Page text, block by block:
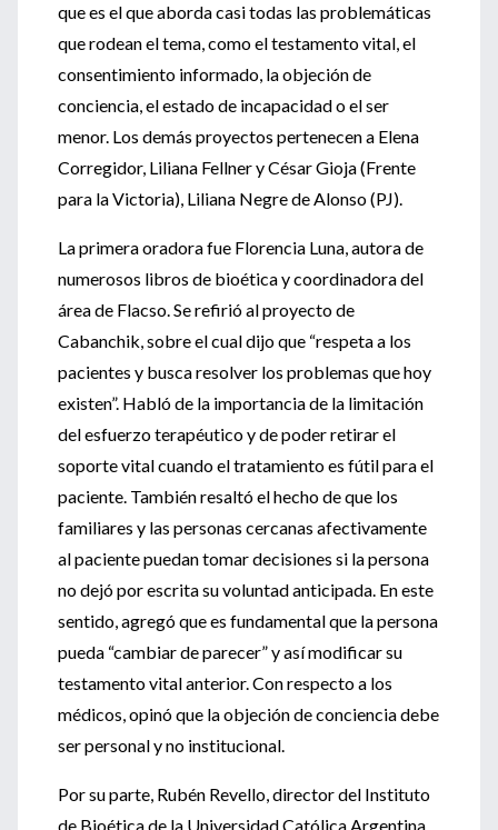
que es el que aborda casi todas las problemáticas
que rodean el tema, como el testamento vital, el
consentimiento informado, la objeción de
conciencia, el estado de incapacidad o el ser
menor. Los demás proyectos pertenecen a Elena
Corregidor, Liliana Fellner y César Gioja (Frente
para la Victoria), Liliana Negre de Alonso (PJ).
La primera oradora fue Florencia Luna, autora de
numerosos libros de bioética y coordinadora del
área de Flacso. Se refirió al proyecto de
Cabanchik, sobre el cual dijo que “respeta a los
pacientes y busca resolver los problemas que hoy
existen”. Habló de la importancia de la limitación
del esfuerzo terapéutico y de poder retirar el
soporte vital cuando el tratamiento es fútil para el
paciente. También resaltó el hecho de que los
familiares y las personas cercanas afectivamente
al paciente puedan tomar decisiones si la persona
no dejó por escrita su voluntad anticipada. En este
sentido, agregó que es fundamental que la persona
pueda “cambiar de parecer” y así modificar su
testamento vital anterior. Con respecto a los
médicos, opinó que la objeción de conciencia debe
ser personal y no institucional.
Por su parte, Rubén Revello, director del Instituto
de Bioética de la Universidad Católica Argentina